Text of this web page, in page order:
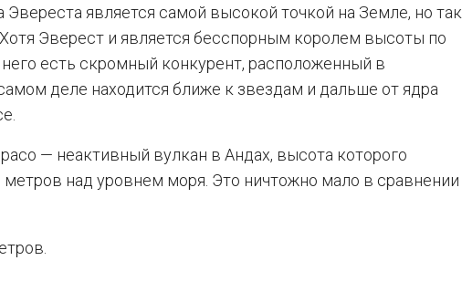
Эвереста является самой высокой точкой на Земле, но так
Эверест и является бесспорным королем высоты по
есть скромный конкурент, расположенный в
деле находится ближе к звездам и дальше от ядра
— неактивный вулкан в Андах, высота которого
метров над уровнем моря. Это ничтожно мало в сравнении